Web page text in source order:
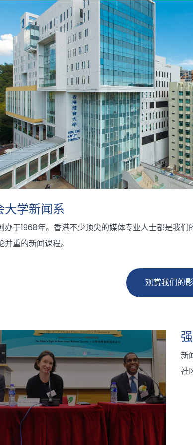
大学新闻系
办于1968年。香港不少顶尖的媒体专业人士都是我
重的新闻课程。
观赏我们的
新
社